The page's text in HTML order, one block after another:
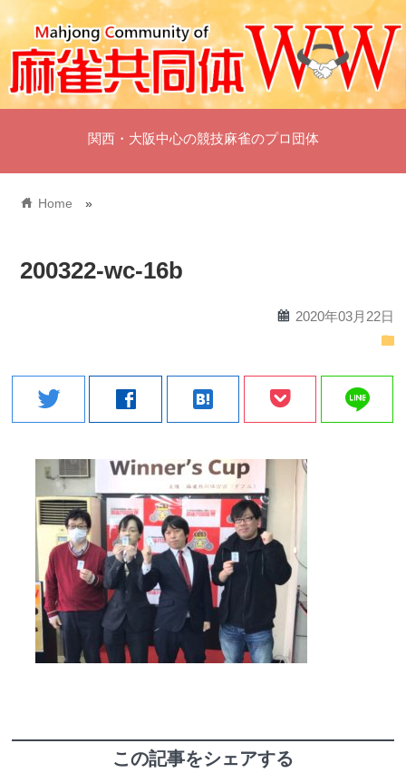
関西・大阪中心の競技麻雀のプロ団体
home Home »
200322-wc-16b
calendar 2020年03月22日
folder
twitter facebook hatenabookmark line
この記事をシェアする